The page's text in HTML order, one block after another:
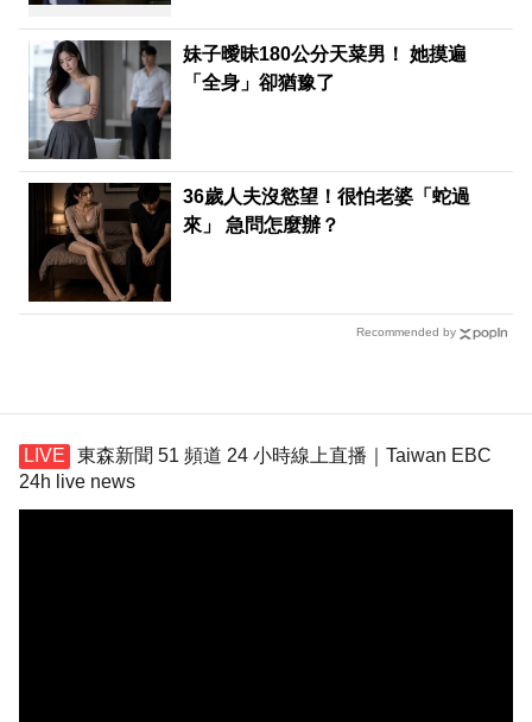
妹子曖昧180公分天菜男！ 她摸遍
「全身」卻猶豫了
36歲人夫沒慾望！很怕老婆「蛇過
來」 急問怎麼辦？
Recommended by
東森新聞 51 頻道 24 小時線上直播｜Taiwan EBC
24h live news